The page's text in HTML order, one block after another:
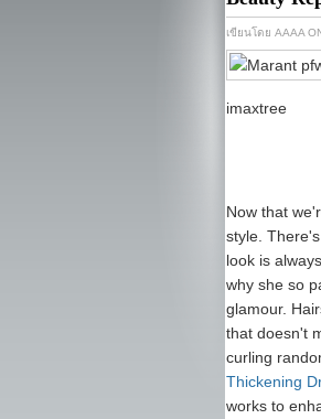
เขียนโดย AAAA
imaxtree
Now that
style.
look is
why she so
glamour.
that doesn't
curling
Thickening
works to